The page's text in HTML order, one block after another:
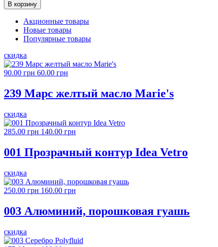
В корзину
Акционные товары
Новые товары
Популярные товары
скидка
90.00 грн 60.00 грн
239 Марс желтый масло Marie's
скидка
285.00 грн 140.00 грн
001 Прозрачный контур Idea Vetro
скидка
250.00 грн 160.00 грн
003 Алюминий, порошковая гуашь
скидка